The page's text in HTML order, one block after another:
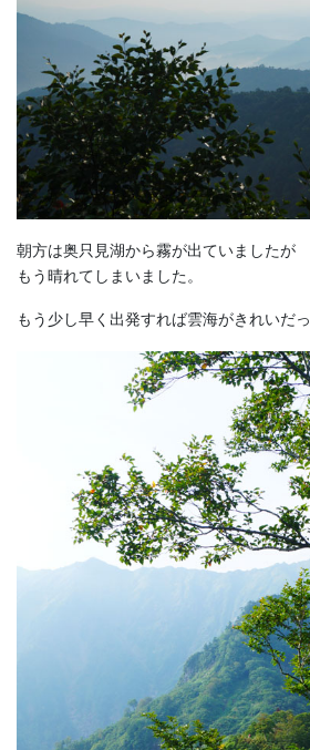
朝方は奥只見湖から霧が出ていましたが
もう晴れてしまいました。
もう少し早く出発すれば雲海がきれいだっ